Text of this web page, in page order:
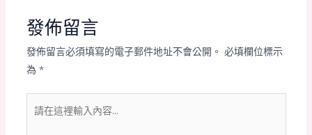
發佈留言
發佈留言必須填寫的電子郵件地址不會公開。 必填欄位標示
為 *
在